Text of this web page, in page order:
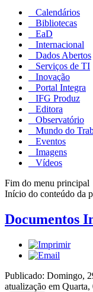
Calendários
Bibliotecas
EaD
Internacional
Dados Abertos
Serviços de TI
Inovação
Portal Integra
IFG Produz
Editora
Observatório
Mundo do
Eventos
Imagens
Vídeos
Fim do menu principal
Início do conteúdo da
Documentos
Publicado: Domingo,
atualização em